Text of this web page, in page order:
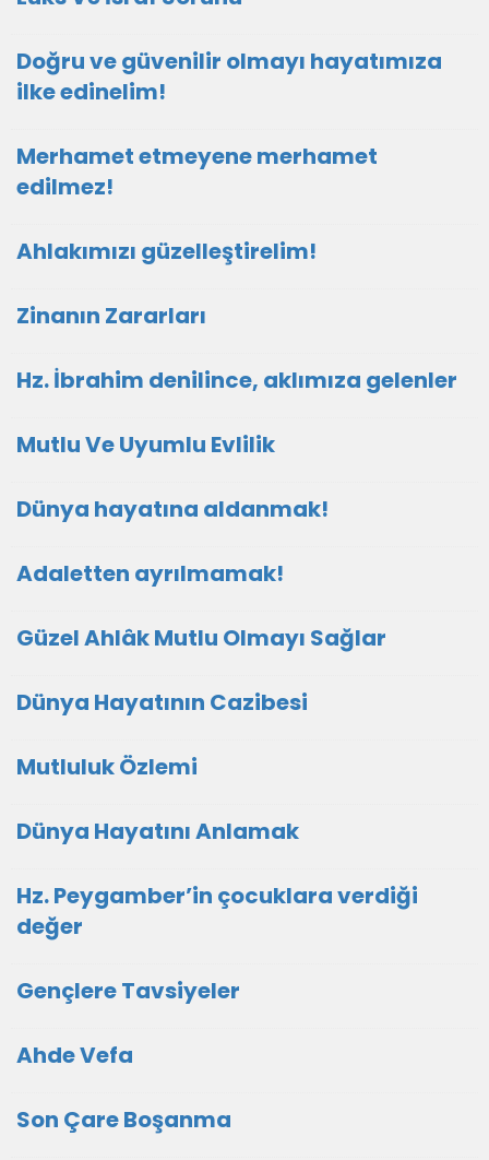
Doğru ve güvenilir olmayı hayatımıza
ilke edinelim!
Merhamet etmeyene merhamet
edilmez!
Ahlakımızı güzelleştirelim!
Zinanın Zararları
Hz. İbrahim denilince, aklımıza gelenler
Mutlu Ve Uyumlu Evlilik
Dünya hayatına aldanmak!
Adaletten ayrılmamak!
Güzel Ahlâk Mutlu Olmayı Sağlar
Dünya Hayatının Cazibesi
Mutluluk Özlemi
Dünya Hayatını Anlamak
Hz. Peygamber’in çocuklara verdiği
değer
Gençlere Tavsiyeler
Ahde Vefa
Son Çare Boşanma